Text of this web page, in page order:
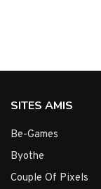
SITES AMIS
Be-Games
Byothe
Couple Of Pixels